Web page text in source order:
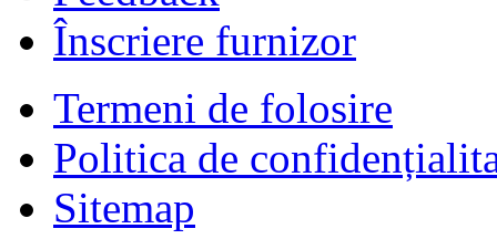
Înscriere furnizor
Termeni de folosire
Politica de
Sitemap